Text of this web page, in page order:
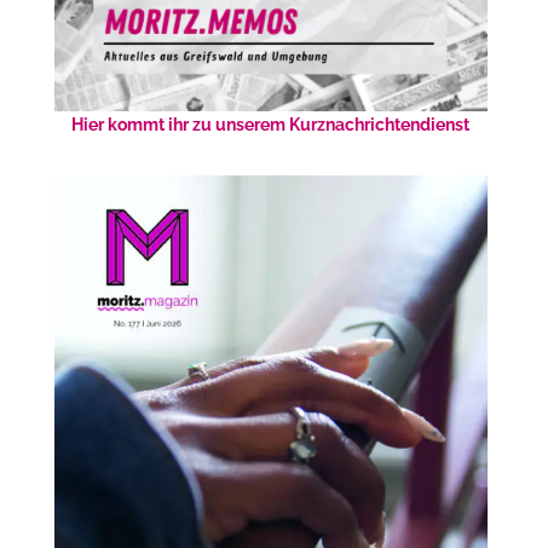
Hier kommt ihr zu unserem Kurznachrichtendienst